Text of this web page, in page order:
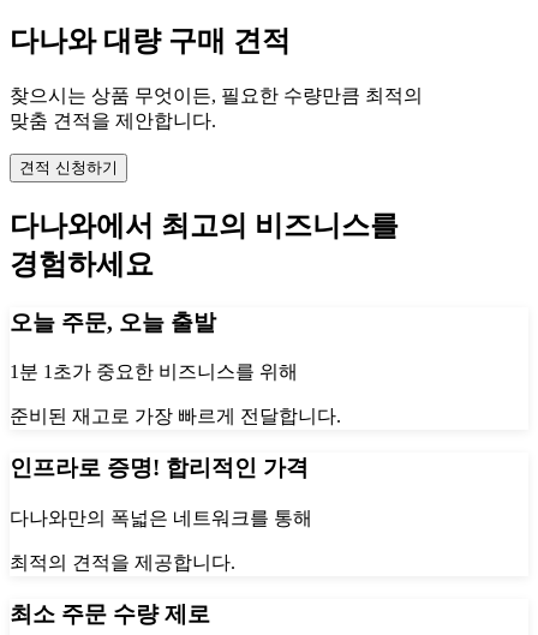
다나와 대량 구매 견적
찾으시는 상품 무엇이든, 필요한 수량만큼 최적의
맞춤 견적을 제안합니다.
견적 신청하기
다나와에서 최고의 비즈니스를
경험하세요
오늘 주문, 오늘 출발
1분 1초가 중요한 비즈니스를 위해
준비된 재고로 가장 빠르게 전달합니다.
인프라로 증명! 합리적인 가격
다나와만의 폭넓은 네트워크를 통해
최적의 견적을 제공합니다.
최소 주문 수량 제로